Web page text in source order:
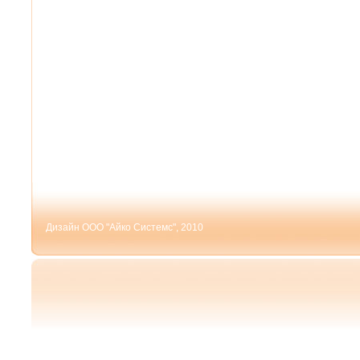
Дизайн ООО "Айко Системс", 2010